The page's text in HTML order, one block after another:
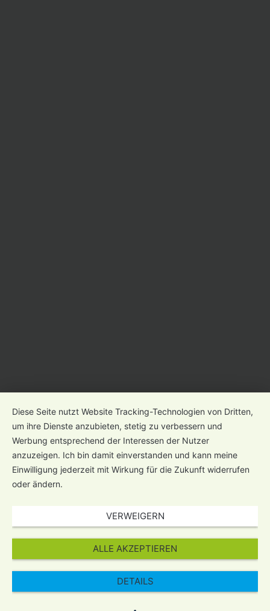
Diese Seite nutzt Website Tracking-Technologien von Dritten,
um ihre Dienste anzubieten, stetig zu verbessern und
Werbung entsprechend der Interessen der Nutzer
anzuzeigen. Ich bin damit einverstanden und kann meine
Einwilligung jederzeit mit Wirkung für die Zukunft widerrufen
oder ändern.
VERWEIGERN
ALLE AKZEPTIEREN
DETAILS